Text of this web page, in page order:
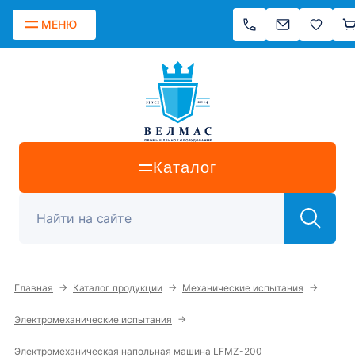
МЕНЮ
Каталог
Главная → Каталог продукции → Механические испытания →
Электромеханические испытания →
Электромеханическая напольная машина LFMZ-200